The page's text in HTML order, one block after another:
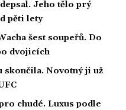
Jeho tělo prý
pěti lety
šest soupeřů. Do
dvojicích
skončila. Novotný ji už
chudé. Luxus podle